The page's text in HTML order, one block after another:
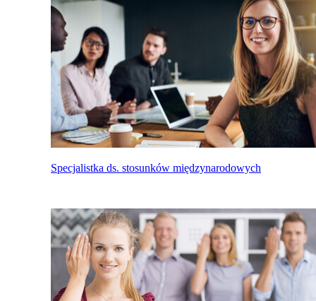
Specjalistka ds. stosunków międzynarodowych